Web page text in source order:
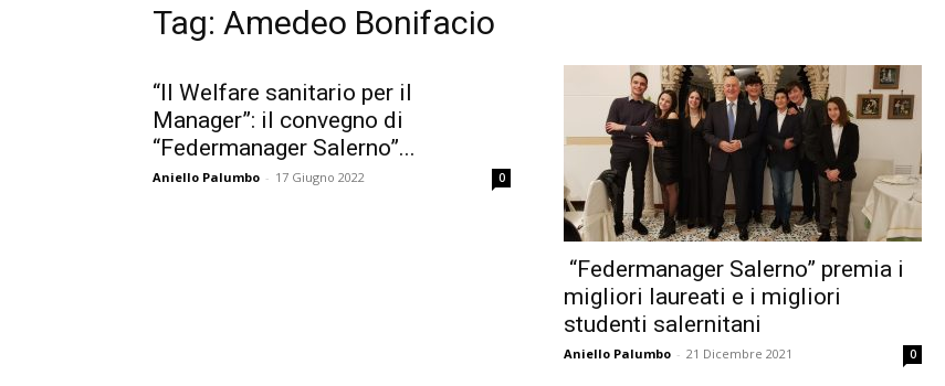
Tag: Amedeo Bonifacio
“Il Welfare sanitario per il
Manager”: il convegno di
“Federmanager Salerno”...
Aniello Palumbo - 17 Giugno 2022 0
“Federmanager Salerno” premia i
migliori laureati e i migliori
studenti salernitani
Aniello Palumbo - 21 Dicembre 2021 0